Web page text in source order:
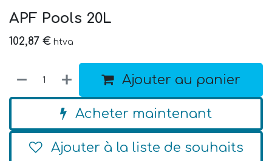
APF Pools 20L
102,87 € htva
Ajouter au panier
Acheter maintenant
Ajouter à la liste de souhaits